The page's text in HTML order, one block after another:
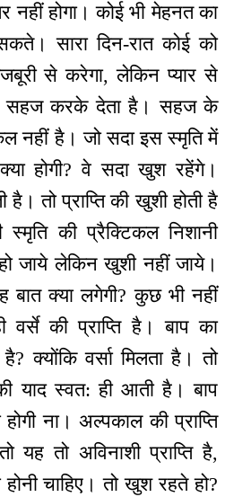
नहीं होगा। कोई भी मेहनत का
सारा दिन-रात कोई को
से करेगा, लेकिन प्यार से
सहज करके देता है। सहज के
नहीं है। जो सदा इस स्मृति में
होगी? वे सदा खुश रहेंगे।
है। तो प्राप्ति की खुशी होती है
स्मृति की प्रैक्टिकल निशानी
जाये लेकिन खुशी नहीं जाये।
बात क्या लगेगी? कुछ भी नहीं
वर्से की प्राप्ति है। बाप का
क्योंकि वर्सा मिलता है। तो
याद स्वत: ही आती है। बाप
होगी ना। अल्पकाल की प्राप्ति
यह तो अविनाशी प्राप्ति है,
चाहिए। तो खुश रहते हो?